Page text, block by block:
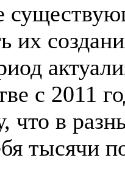
их
с 2011
что в
тысячи